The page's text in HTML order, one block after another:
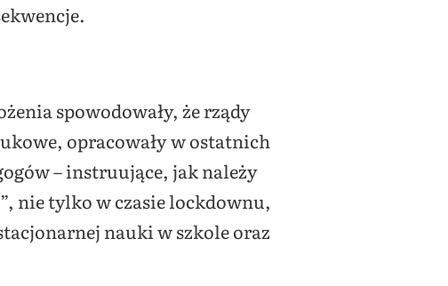
spowodowały, że rządy
opracowały w ostatnich
– instruujące, jak należy
nie tylko w czasie lockdownu,
nauki w szkole oraz